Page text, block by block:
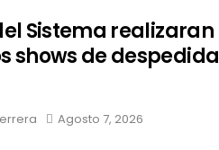
Sistema realizaran
shows de despedida
Agosto 7, 2026